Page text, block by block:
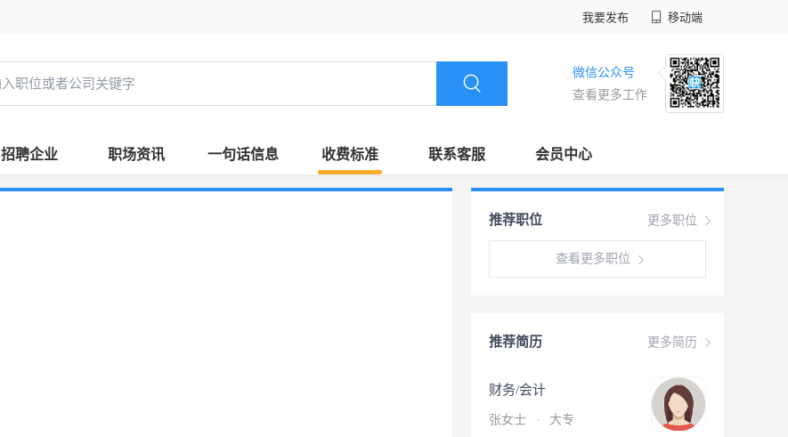
我要发布 移动端
微信公众号
查看更多工作
招聘企业 职场资讯 一句话信息 收费标准 联系客服 会员中心
更多职位
推荐职位
查看更多职位
更多简历
推荐简历
财务/会计
张女士 · 大专